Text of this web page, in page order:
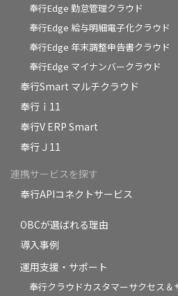
奉行Edge 勤怠管理クラウド
奉行Edge 給与明細電子化クラウド
奉行Edge 年末調整申告書クラウド
奉行Edge マイナンバークラウド
奉行Smart マルチクラウド
奉行ｉ11
奉行V ERP Smart
奉行Ｊ11
連携サービスを探す
奉行APIコネクトサービス
OBCが選ばれる理由
導入事例
運用支援・サポート
奉行クラウドカスタマーサクセス＆